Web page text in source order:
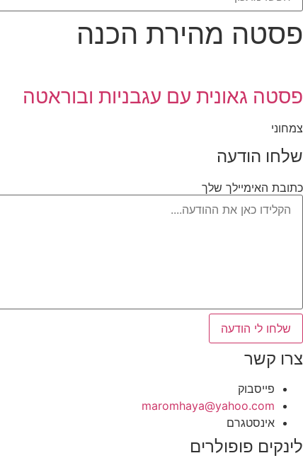
פסטה מהירת הכנה
פסטה גאונית עם עגבניות ובוראטה
צמחוני
שלחו הודעה
כתובת האימיילך שלך
שלחו לי הודעה
צרו קשר
פייסבוק
‫maromhaya@yahoo.com
אינסטגרם
לינקים פופולרים